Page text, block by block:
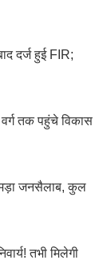
दर्ज हुई FIR;
तक पहुंचे विकास
जनसैलाब, कुल
तभी मिलेगी